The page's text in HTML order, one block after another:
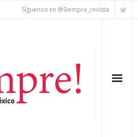
Síguenos en @Siempre_revista